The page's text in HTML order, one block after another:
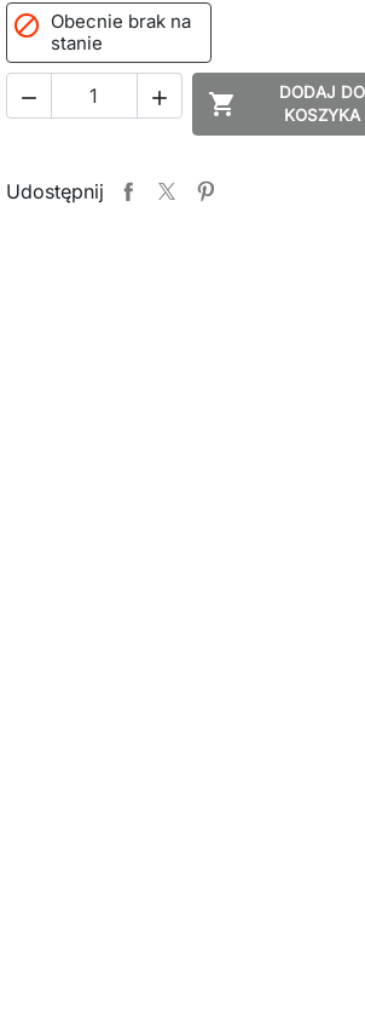
 Obecnie brak na
stanie
  
DODAJ DO
KOSZYKA
Udostępnij